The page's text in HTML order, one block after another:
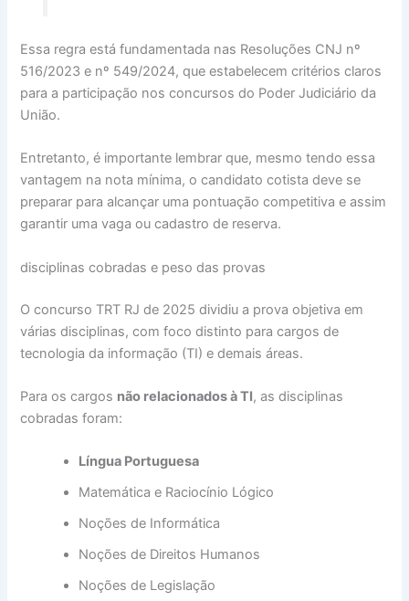
Essa regra está fundamentada nas Resoluções CNJ nº
516/2023 e nº 549/2024, que estabelecem critérios claros
para a participação nos concursos do Poder Judiciário da
União.
Entretanto, é importante lembrar que, mesmo tendo essa
vantagem na nota mínima, o candidato cotista deve se
preparar para alcançar uma pontuação competitiva e assim
garantir uma vaga ou cadastro de reserva.
disciplinas cobradas e peso das provas
O concurso TRT RJ de 2025 dividiu a prova objetiva em
várias disciplinas, com foco distinto para cargos de
tecnologia da informação (TI) e demais áreas.
Para os cargos não relacionados à TI, as disciplinas
cobradas foram:
Língua Portuguesa
Matemática e Raciocínio Lógico
Noções de Informática
Noções de Direitos Humanos
Noções de Legislação